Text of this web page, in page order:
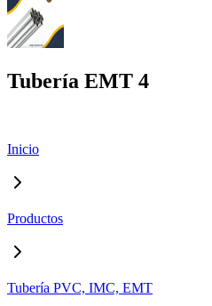
Tubería EMT 4
Inicio
Productos
Tubería PVC, IMC, EMT